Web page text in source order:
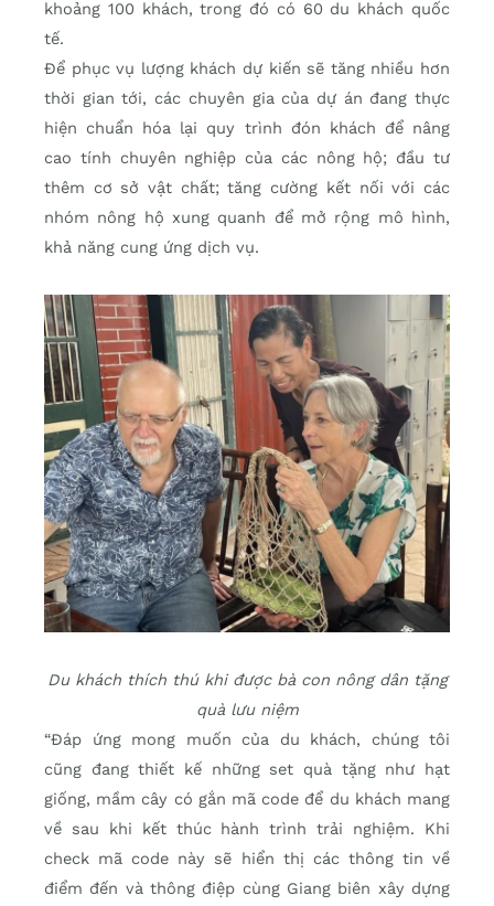
khoảng 100 khách, trong đó có 60 du khách quốc
tế.
Để phục vụ lượng khách dự kiến sẽ tăng nhiều hơn
thời gian tới, các chuyên gia của dự án đang thực
hiện chuẩn hóa lại quy trình đón khách để nâng
cao tính chuyên nghiệp của các nông hộ; đầu tư
thêm cơ sở vật chất; tăng cường kết nối với các
nhóm nông hộ xung quanh để mở rộng mô hình,
khả năng cung ứng dịch vụ.
Du khách thích thú khi được bà con nông dân tặng
quà lưu niệm
“Đáp ứng mong muốn của du khách, chúng tôi
cũng đang thiết kế những set quà tặng như hạt
giống, mầm cây có gắn mã code để du khách mang
về sau khi kết thúc hành trình trải nghiệm. Khi
check mã code này sẽ hiển thị các thông tin về
điểm đến và thông điệp cùng Giang biên xây dựng